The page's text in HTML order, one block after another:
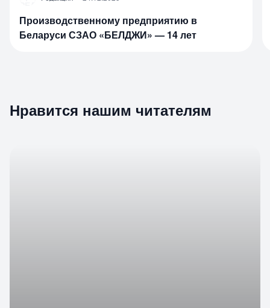
Производственному предприятию в
Беларуси СЗАО «БЕЛДЖИ» — 14 лет
Нравится нашим читателям